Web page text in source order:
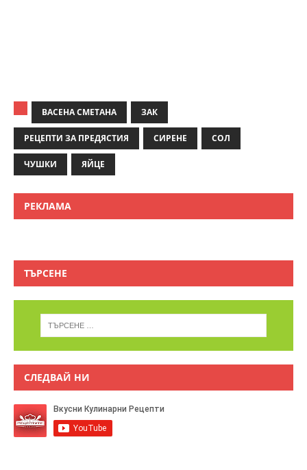
ВАСЕНА СМЕТАНА ЗАК
РЕЦЕПТИ ЗА ПРЕДЯСТИЯ СИРЕНЕ СОЛ
ЧУШКИ ЯЙЦЕ
РЕКЛАМА
ТЪРСЕНЕ
СЛЕДВАЙ НИ